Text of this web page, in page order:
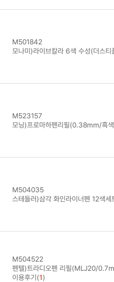
M501842
모나미)라이브칼라 6색 수성(더스티
M523157
모닝)프로마하펜리필(0.38mm/흑
M504035
스테들러)삼각 화인라이너펜 12색
M504522
펜텔)트라디오펜 리필(MLJ20/
이용후기(1)